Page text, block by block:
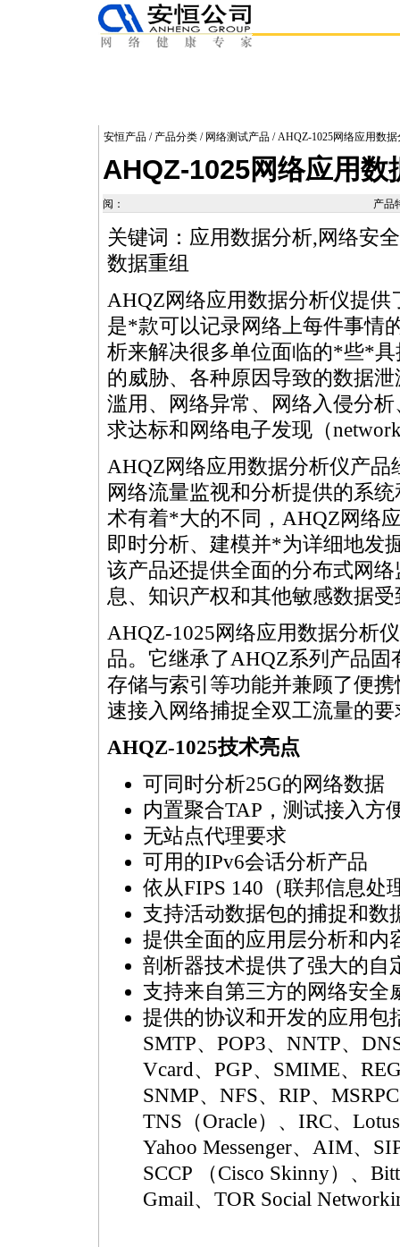
安恒产品 / 产品分类 / 网络测试产品 / AHQZ-1025网络应用数
AHQZ-1025网络应用数
阅： 产品
关键词：应用数据分析,网络安
数据重组
AHQZ网络应用数据分析仪提供
是*款可以记录网络上每件事情
析来解决很多单位面临的*些*具
的威胁、各种原因导致的数据
滥用、网络异常、网络入侵分
求达标和网络电子发现（
AHQZ网络应用数据分析仪产
网络流量监视和分析提供的系
术有着*大的不同，AHQZ网络
即时分析、建模并*为详细地发
该产品还提供全面的分布式网
息、知识产权和其他敏感数据
AHQZ-1025网络应用数据分析
品。它继承了AHQZ系列产品
存储与索引等功能并兼顾了便
速接入网络捕捉全双工流量的
AHQZ-1025技术亮点
可同时分析25G的网络数据
内置聚合TAP，测试接入方
无站点代理要求
可用的IPv6会话分析产品
依从FIPS 140（联邦信息处
支持活动数据包的捕捉和数
提供全面的应用层分析和内
剖析器技术提供了强大的自
支持来自第三方的网络安全
提供的协议和开发的应用包
SMTP、POP3、NNTP、
Vcard、PGP、SMIME、
SNMP、NFS、RIP、
TNS（Oracle）、IRC、
Yahoo Messenger、AIM、
SCCP （Cisco Skinny）、
Gmail、TOR Social